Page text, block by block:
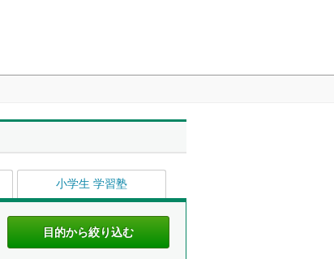
小学生 学習塾